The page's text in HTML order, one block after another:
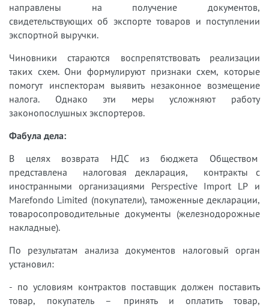
направлены на получение документов,
свидетельствующих об экспорте товаров и поступлении
экспортной выручки.
Чиновники стараются воспрепятствовать реализации
таких схем. Они формулируют признаки схем, которые
помогут инспекторам выявить незаконное возмещение
налога. Однако эти меры усложняют работу
законопослушных экспортеров.
Фабула дела:
В целях возврата НДС из бюджета Обществом
представлена налоговая декларация, контракты с
иностранными организациями Perspective Import LP и
Marefondo Limited (покупатели), таможенные декларации,
товаросопроводительные документы (железнодорожные
накладные).
По результатам анализа документов налоговый орган
установил:
- по условиям контрактов поставщик должен поставить
товар, покупатель – принять и оплатить товар,